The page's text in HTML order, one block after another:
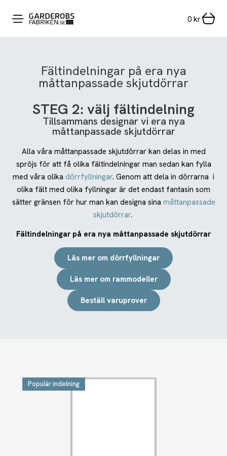
0 kr
Fältindelningar på era nya
måttanpassade skjutdörrar
STEG 2: välj fältindelning
Tillsammans designar vi era nya
måttanpassade skjutdörrar
Alla våra måttanpassade skjutdörrar kan delas in med
spröjs för att få olika fältindelningar man sedan kan fylla
med våra olika dörrfyllningar. Genom att dela in dörrarna i
olika fält med olika fyllningar är det endast fantasin som
sätter gränsen för hur man kan designa sina måttanpassade
skjutdörrar.
Fältindelningar på era nya måttanpassade skjutdörrar
Läs mer om dörrfyllningar
Läs mer om rammodeller
Beställ varuprover
Populär indelning